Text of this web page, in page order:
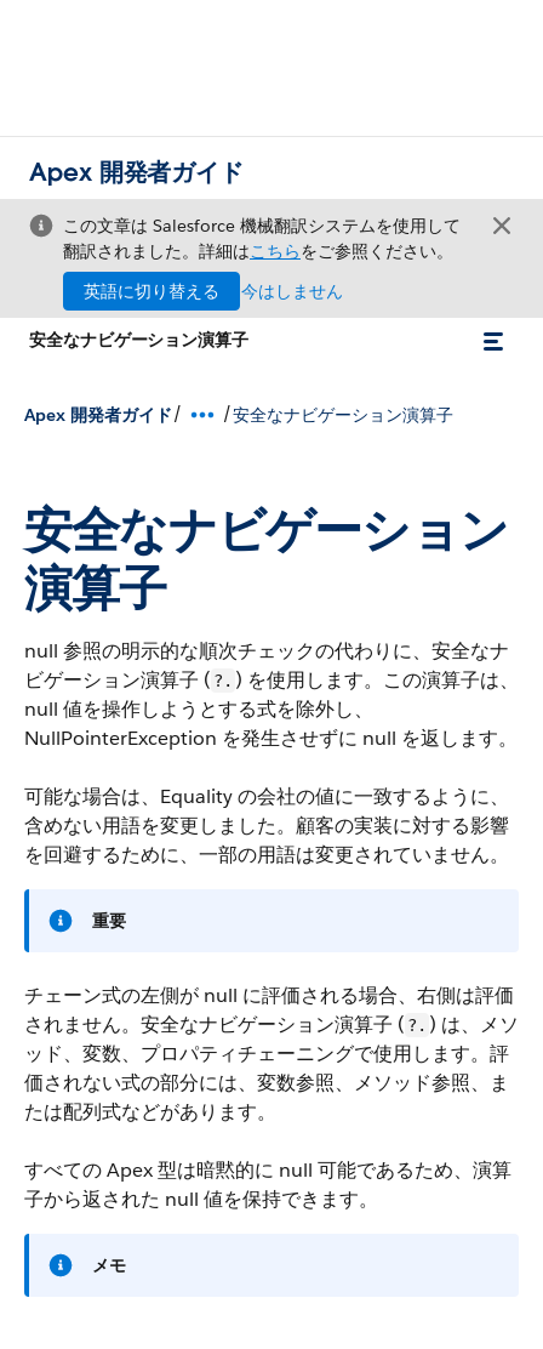
Apex 開発者ガイド
この文章は Salesforce 機械翻訳システムを使用して
翻訳されました。詳細はこちらをご参照ください。
英語に切り替える
今はしません
安全なナビゲーション演算子
Apex 開発者ガイド/ /安全なナビゲーション演算子
安全なナビゲーション
演算子
null 参照の明示的な順次チェックの代わりに、安全なナ
ビゲーション演算子 ( ?. ) を使用します。この演算子は、
null 値を操作しようとする式を除外し、
NullPointerException を発生させずに null を返します。
可能な場合は、Equality の会社の値に一致するように、
含めない用語を変更しました。顧客の実装に対する影響
を回避するために、一部の用語は変更されていません。
重要
チェーン式の左側が null に評価される場合、右側は評価
されません。安全なナビゲーション演算子 ( ?. ) は、メソ
ッド、変数、プロパティチェーニングで使用します。評
価されない式の部分には、変数参照、メソッド参照、ま
たは配列式などがあります。
すべての Apex 型は暗黙的に null 可能であるため、演算
子から返された null 値を保持できます。
メモ